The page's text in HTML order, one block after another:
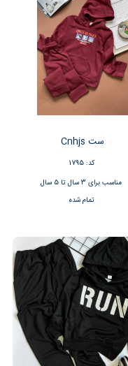
ست Cnhjs
کد: 1795
مناسب برای 3 سال تا 5 سال
تمام شده